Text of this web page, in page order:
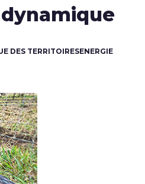
DES TERRITOIRESENERGIE